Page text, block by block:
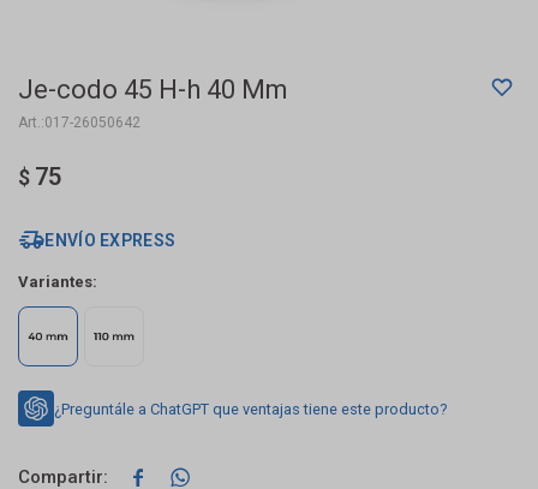
Je-codo 45 H-h 40 Mm
017-26050642
$ 75
ENVÍO EXPRESS
Variantes:
¿Preguntále a ChatGPT que ventajas tiene este producto?
 